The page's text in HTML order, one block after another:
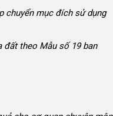
chuyển mục đích sử dụng
đất theo Mẫu số 19 ban